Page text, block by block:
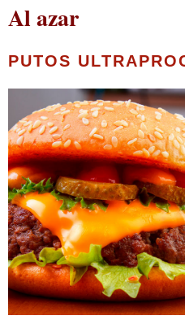
Al azar
PUTOS